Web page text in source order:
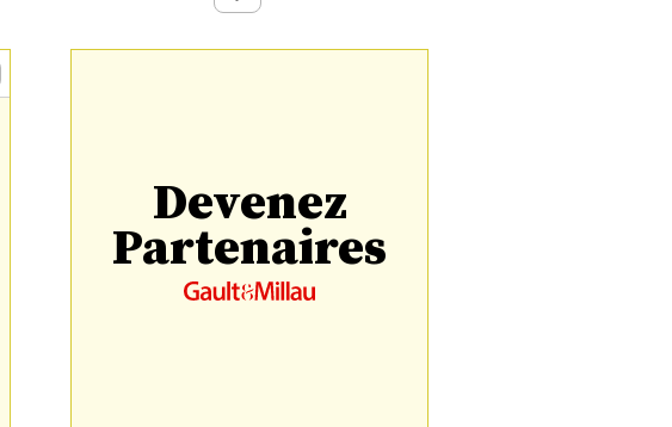
Devenez
Partenaires